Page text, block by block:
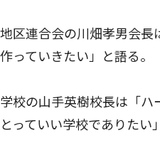
区連合会の川畑孝男会長
っていきたい」と語る。
校の山手英樹校長は「ハ
っていい学校でありたい